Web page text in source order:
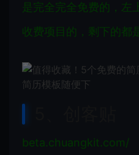
是完全完全免费的，左
收费项目的，剩下的都
beta.chuangkit.com/